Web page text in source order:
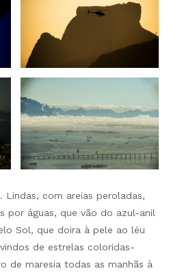
Lindas, com areias peroladas,
por águas, que vão do azul-anil
Sol, que doira à pele ao léu
de estrelas coloridas-
de maresia todas as manhãs à